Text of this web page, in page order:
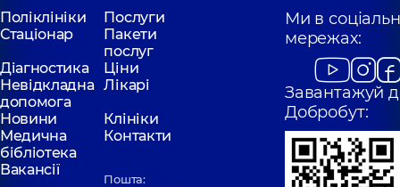
Поліклініки
Послуги
Стаціонар
Пакети
послуг
Діагностика
Ціни
Невідкладна
допомога
Лікарі
Новини
Клініки
Медична
бібліотека
Контакти
Вакансії
Пошта:
Ми в
мережах:
Завантажуй
Добробут: